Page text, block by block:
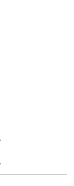
背後的科學。
在身心保健、
上，令我們更
們超級有感！